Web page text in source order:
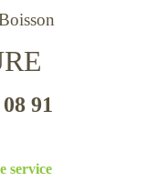
91
service